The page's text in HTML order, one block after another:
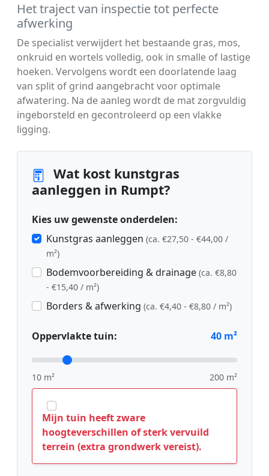
Het traject van inspectie tot perfecte
afwerking
De specialist verwijdert het bestaande gras, mos,
onkruid en wortels volledig, ook in smalle of lastige
hoeken. Vervolgens wordt een doorlatende laag
van split of grind aangebracht voor optimale
afwatering. Na de aanleg wordt de mat zorgvuldig
ingeborsteld en gecontroleerd op een vlakke
ligging.
Wat kost kunstgras
aanleggen in Rumpt?
Kies uw gewenste onderdelen:
Kunstgras aanleggen (ca. €27,50 - €44,00 /
m²)
Bodemvoorbereiding & drainage (ca. €8,80
- €15,40 / m²)
Borders & afwerking (ca. €4,40 - €8,80 / m²)
Oppervlakte tuin: 40 m²
10 m² 200 m²
Mijn tuin heeft zware
hoogteverschillen of sterk vervuild
terrein (extra grondwerk vereist).